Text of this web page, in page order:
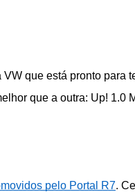
que está pronto
que a outra: Up! 1.0
pelo Portal R7.